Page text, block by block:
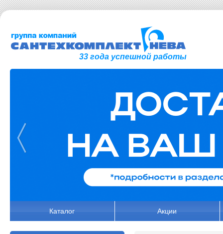
33 года успешной работы
Каталог Акции